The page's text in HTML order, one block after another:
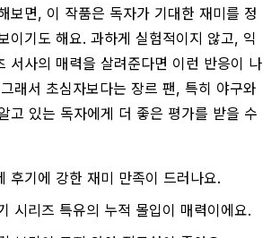
보면, 이 작품은 독자가 기대한 재미를 정
이기도 해요. 과하게 실험적이지 않고, 익
서사의 매력을 살려준다면 이런 반응이 나
래서 초심자보다는 장르 팬, 특히 야구와
고 있는 독자에게 더 좋은 평가를 받을 수
후기에 강한 재미 만족이 드러나요.
시리즈 특유의 누적 몰입이 매력이에요.